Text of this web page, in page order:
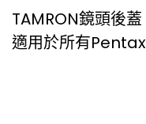
TAMRON鏡頭後
適用於所有